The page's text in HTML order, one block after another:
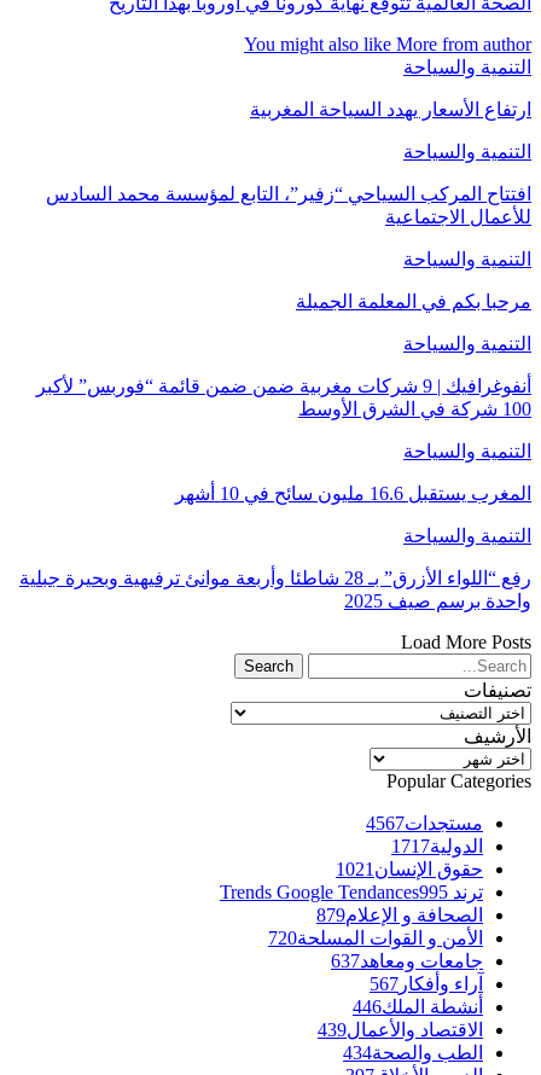
You might also like More from author
التنمية والسياحة
ارتفاع الأسعار يهدد السياحة المغربية
التنمية والسياحة
افتتاح المركب السياحي “زفير”، التابع لمؤسسة محمد السادس
للأعمال الاجتماعية
التنمية والسياحة
مرحبا بكم في المعلمة الجميلة
التنمية والسياحة
أنفوغرافيك | 9 شركات مغربية ضمن ضمن قائمة “فوربس” لأكبر
100 شركة في الشرق الأوسط
التنمية والسياحة
المغرب يستقبل 16.6 مليون سائح في 10 أشهر
التنمية والسياحة
رفع “اللواء الأزرق” بـ 28 شاطئا وأربعة موانئ ترفيهية وبحيرة جبلية
واحدة برسم صيف 2025
Load More Posts
تصنيفات
تصنيفات
الأرشيف
الأرشيف
Popular Categories
مستجدات4567
الدولية1717
حقوق الإنسان 1021
ترند Trends Google Tendances 995
الصحافة و الإعلام879
الأمن و القوات المسلحة720
جامعات ومعاهد637
آراء وأفكار 567
أنشطة الملك446
الاقتصاد والأعمال439
الطب والصحة434